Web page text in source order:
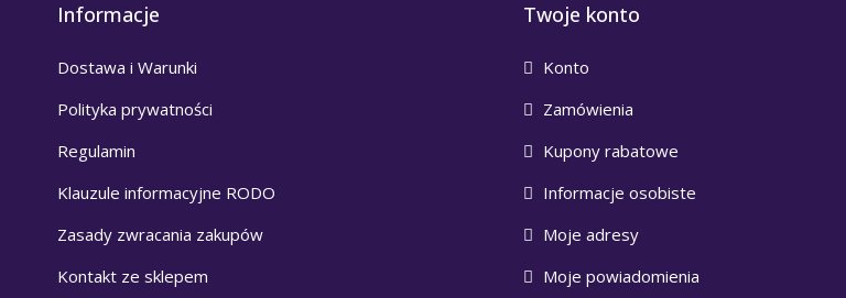
Informacje
Dostawa i Warunki
Polityka prywatności
Regulamin
Klauzule informacyjne RODO
Zasady zwracania zakupów
Kontakt ze sklepem
Twoje konto
Konto
Zamówienia
Kupony rabatowe
Informacje osobiste
Moje adresy
Moje powiadomienia